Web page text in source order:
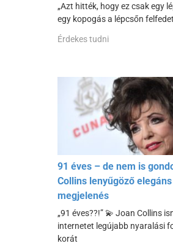
„Azt hitték, hogy ez csak egy
egy kopogás a lépcsőn
Érdekes tudni
91 éves – de nem is
Collins lenyűgöző
megjelenés
„91 éves??!” 💫 Joan Collins
internetet legújabb nyaralási
korát